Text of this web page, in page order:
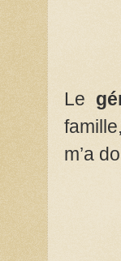
Le
m’a